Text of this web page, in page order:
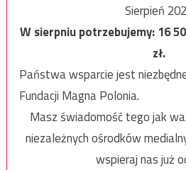
Sierpień
W sierpniu potrzebujemy:16
zł.
Państwa wsparcie jest
Fundacji Magna Polonia.
Masz świadomość tego jak
niezależnych ośrodków
wspieraj nas już